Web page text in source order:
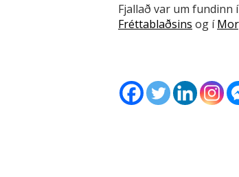
Fjallað var um
Fréttablaðsins og í